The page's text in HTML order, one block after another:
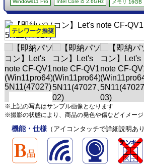
Windows11 Pro Intel Core i5 2.6GHz メモリ 16GB
テレワーク推奨
※上記の写真はサンプル画像となります
※撮影の状態により、商品の発色や傷などイメー
機能・仕様（アイコンタッチで詳細説明あり